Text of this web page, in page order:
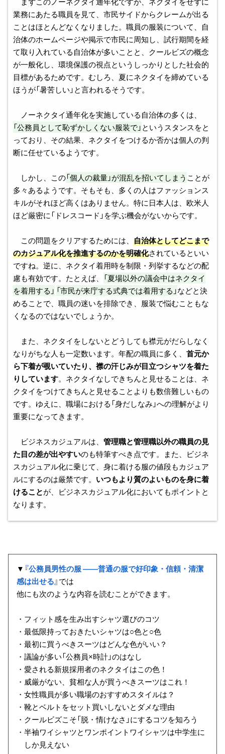
業務にあたる職員を見て、市民サイドからクレームが出る
ことはほとんどなくなりました。職員の服装について、自
治体のホームページや掲示で市民に周知し、試行期間を経
て取り入れている自治体が多いことと、クールビズの概念
が一般化し、環境保護の視点というしっかりとした社会的
目標があるためです。むしろ、夏にネクタイを締めている
ほうが「暑苦しい」と言われるそうです。
ノーネクタイ通年化を実施している自治体の多くは、
「公務員として恥ずかしくない服装で」というスタンスをと
っており、その結果、ネクタイをつけるか否かは個人の判
断に任せているようです。
しかし、この「個人の裁量」が混乱を招いてしまう ことが
多々あるようです。そもそも、多くの人はファッションス
キルがそれほど高くはありません。特に日本人は、欧米人
ほど厳密に「ドレスコード」を学ぶ機会がないからです。
この問題をクリアするためには、 自治体としてどこまで
のカジュアル化を推進するのかを明確化されているといい
ですね。逆に、ネクタイ着用時を制限・列挙するなどの配
慮も有効です。たとえば、
「夏場以外の議会中はネクタイ
を着用する」 「市民が来庁する式典では着用する」などと決
めることで、職員の迷いを排除でき、服装で悩むこともな
くなるのではないでしょうか。
また、ネクタイをしないとどうしても襟元がだらしなく
なりがちな人も一定数います。年配の職員に多く、 首元か
ら下着が覗いていたり、襟の汗じみが目立つシャツを着た
りしています。ネクタイなしできちんと見せることは、ネ
クタイをつけてきちんと見せることよりも数倍難しいもの
です。ゆえに、職場における「身だしなみ」への理解がより
重要になってきます。
ビジネスカジュアルは、 管理職と管理職以外の職員の見
た目の差が出やすいのも特筆すべき点です。また、ビジネ
スカジュアル化に乗じて、身に着ける服の値段もカジュア
ルにするのは厳禁です。 いつもより質のよいものを身に着
けることが、ビジネスカジュアル化においてもポイントと
なります。
▼ 『公務員男性の服 ――普通の服で好印象・信頼・清潔
感は出せる』では
他にも次のような内容を読むことができます。
・フィット感を生み出すシャツ選びのコツ
・最低限持っておきたいシャツは○色と○色
・最初に買うべきスーツはどんな色がいい？
・議論が多い「公務員×時計」のはなし
・愛される新規採用者のネクタイはこの色！
・威厳がない、貧相な人が買うべきスーツはこれ！
・女性職員が多い職場のおすすめスタイルは？
・靴とベルトをセット買いしないとダメな理由
・クールビズこそ「脱・情けなさ」にするコツを知ろう
・半袖ワイシャツとワンポイントワイシャツは中学生に
しか見えない